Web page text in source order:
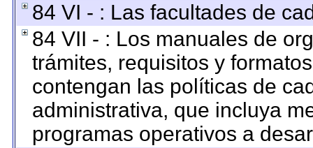
84 VI - : Las facultades de
84 VII - : Los manuales de
trámites, requisitos y
contengan las políticas de
administrativa, que incluya
programas operativos a